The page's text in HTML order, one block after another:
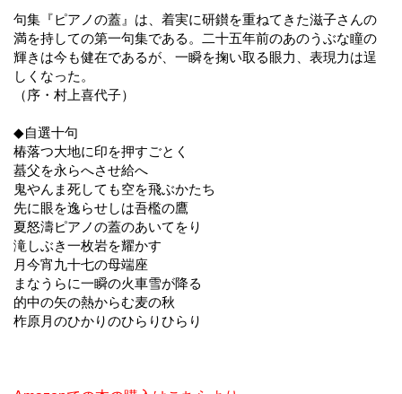
句集『ピアノの蓋』は、着実に研鑚を重ねてきた滋子さんの
満を持しての第一句集である。二十五年前のあのうぶな瞳の
輝きは今も健在であるが、一瞬を掬い取る眼力、表現力は逞
しくなった。
（序・村上喜代子）
◆自選十句
椿落つ大地に印を押すごとく
蟇父を永らへさせ給へ
鬼やんま死しても空を飛ぶかたち
先に眼を逸らせしは吾檻の鷹
夏怒濤ピアノの蓋のあいてをり
滝しぶき一枚岩を耀かす
月今宵九十七の母端座
まなうらに一瞬の火車雪が降る
的中の矢の熱からむ麦の秋
柞原月のひかりのひらりひらり